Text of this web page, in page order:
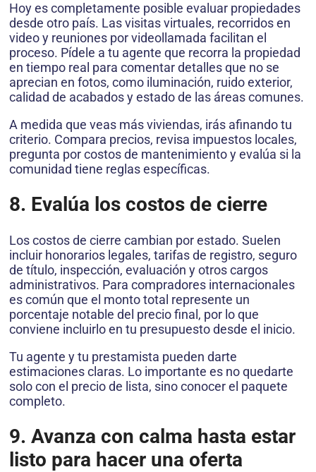
Hoy es completamente posible evaluar propiedades
desde otro país. Las visitas virtuales, recorridos en
video y reuniones por videollamada facilitan el
proceso. Pídele a tu agente que recorra la propiedad
en tiempo real para comentar detalles que no se
aprecian en fotos, como iluminación, ruido exterior,
calidad de acabados y estado de las áreas comunes.
A medida que veas más viviendas, irás afinando tu
criterio. Compara precios, revisa impuestos locales,
pregunta por costos de mantenimiento y evalúa si la
comunidad tiene reglas específicas.
8. Evalúa los costos de cierre
Los costos de cierre cambian por estado. Suelen
incluir honorarios legales, tarifas de registro, seguro
de título, inspección, evaluación y otros cargos
administrativos. Para compradores internacionales
es común que el monto total represente un
porcentaje notable del precio final, por lo que
conviene incluirlo en tu presupuesto desde el inicio.
Tu agente y tu prestamista pueden darte
estimaciones claras. Lo importante es no quedarte
solo con el precio de lista, sino conocer el paquete
completo.
9. Avanza con calma hasta estar
listo para hacer una oferta